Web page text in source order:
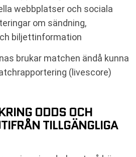
webbplatser och sociala
om sändning,
biljettinformation
brukar matchen ändå kunna
(livescore)
ODDS OCH
TILLGÄNGLIGA